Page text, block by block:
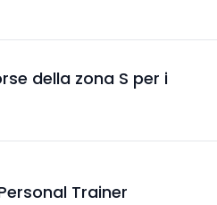
della zona S per i
Trainer